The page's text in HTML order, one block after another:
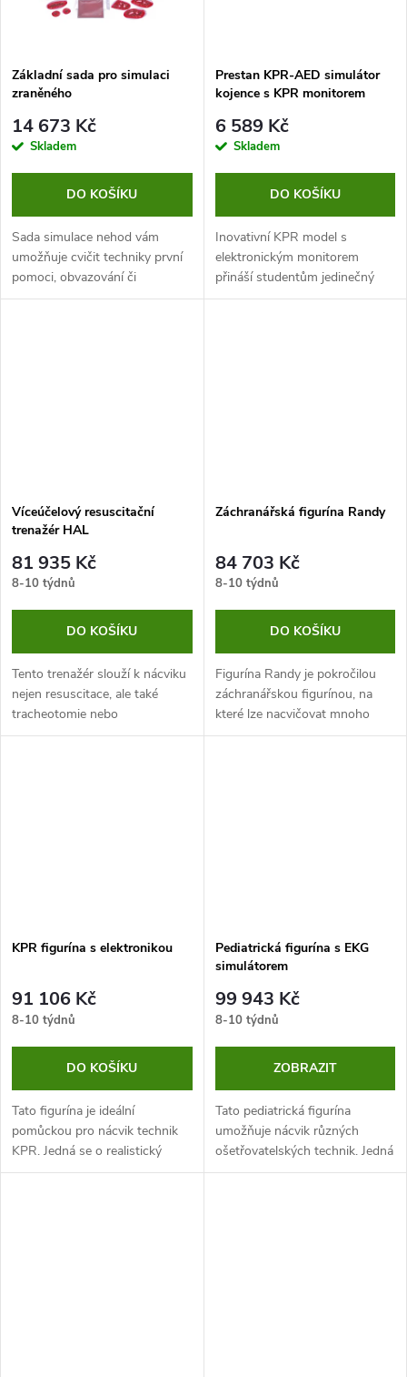
Základní sada pro simulaci
zraněného
14 673 Kč
Skladem
DO KOŠÍKU
Sada simulace nehod vám
umožňuje cvičit techniky první
pomoci, obvazování či
dlahování. V balení najdete
Prestan KPR-AED simulátor
kojence s KPR monitorem
6 589 Kč
Skladem
DO KOŠÍKU
Inovativní KPR model s
elektronickým monitorem
přináší studentům jedinečný
způsob tréninku nepřímé
Víceúčelový resuscitační
trenažér HAL
81 935 Kč
8-10 týdnů
DO KOŠÍKU
Tento trenažér slouží k nácviku
nejen resuscitace, ale také
tracheotomie nebo
krikothyromie. Jedná se o
Záchranářská figurína Randy
84 703 Kč
8-10 týdnů
DO KOŠÍKU
Figurína Randy je pokročilou
záchranářskou figurínou, na
které lze nacvičovat mnoho
postupů a procedur. Díky
KPR figurína s elektronikou
91 106 Kč
8-10 týdnů
DO KOŠÍKU
Tato figurína je ideální
pomůckou pro nácvik technik
KPR. Jedná se o realistický
model, který má životní velikost
Pediatrická figurína s EKG
simulátorem
99 943 Kč
8-10 týdnů
ZOBRAZIT
Tato pediatrická figurína
umožňuje nácvik různých
ošetřovatelských technik. Jedná
o vysoce kvalitní pomůcku,